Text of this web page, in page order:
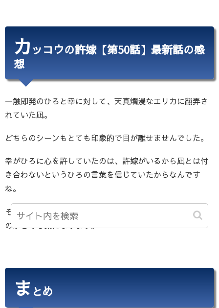
カッコウの許嫁【第50話】最新話の感
想
一触即発のひろと幸に対して、天真爛漫なエリカに翻弄さ
れていた凪。
どちらのシーンもとても印象的で目が離せませんでした。
幸がひろに心を許していたのは、許嫁がいるから凪とは付
き合わないというひろの言葉を信じていたからなんです
ね。
その関係が覆った今、幸やひろがどのような行動を起こす
のかとても気になります。
まとめ